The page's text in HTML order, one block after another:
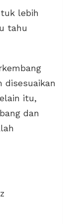
lebih
tahu
disesuaikan
itu,
dan